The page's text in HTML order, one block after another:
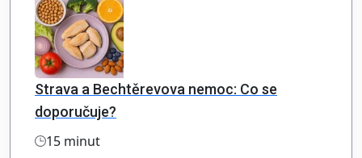
Strava a Bechtěrevova nemoc: Co se
doporučuje?
15 minut